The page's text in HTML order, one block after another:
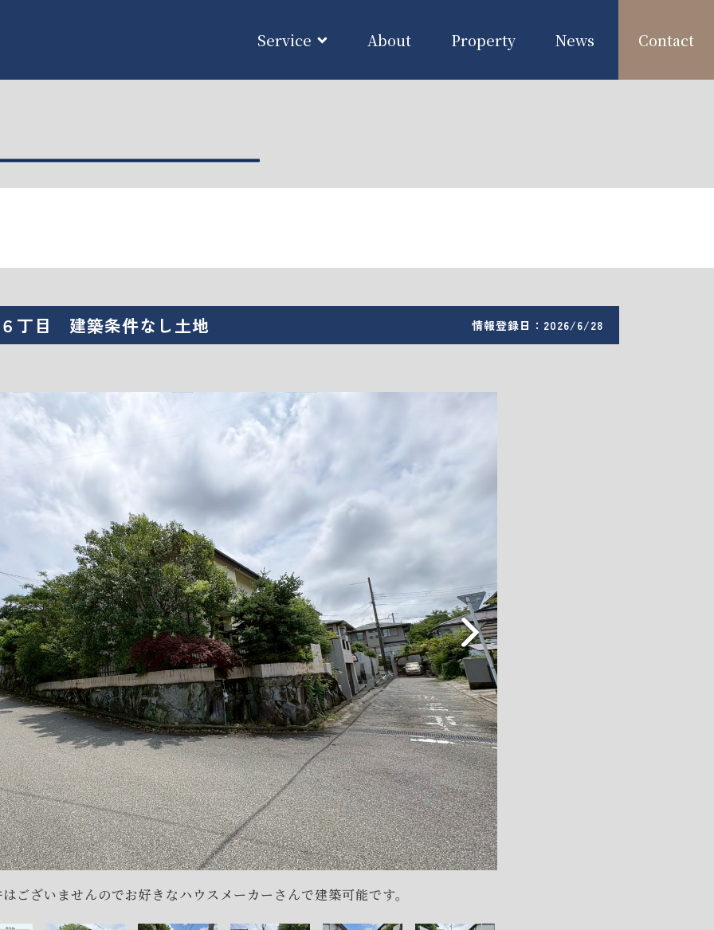
Service About Property News Contact
丁目 建築条件なし土地 情報登録日：2026/6/28
ございませんのでお好きなハウスメーカーさんで建築可能です。